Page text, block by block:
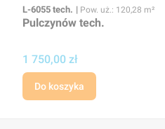
Kod
L-6055 tech. Powierzchnia użytkowa
Pow. uż.: 120,28 m²
Pulczynów tech.
Cena projektu
1 750,00 zł
Do koszyka